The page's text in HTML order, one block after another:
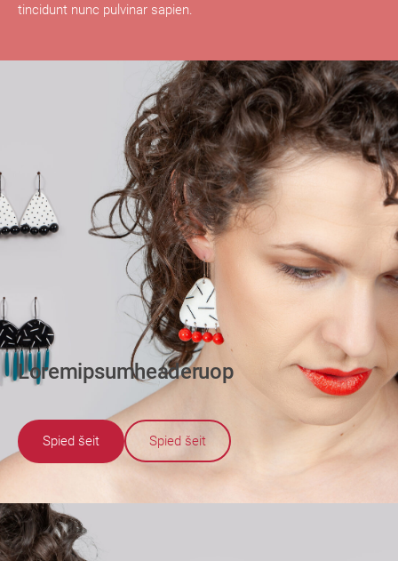
tincidunt nunc pulvinar sapien.
Loremipsumheaderuop
Spied šeit Spied šeit